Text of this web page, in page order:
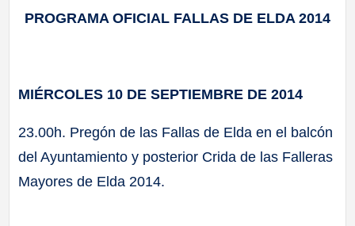
PROGRAMA OFICIAL FALLAS DE ELDA 2014
MIÉRCOLES 10 DE SEPTIEMBRE DE 2014
23.00h. Pregón de las Fallas de Elda en el balcón
del Ayuntamiento y posterior Crida de las Falleras
Mayores de Elda 2014.